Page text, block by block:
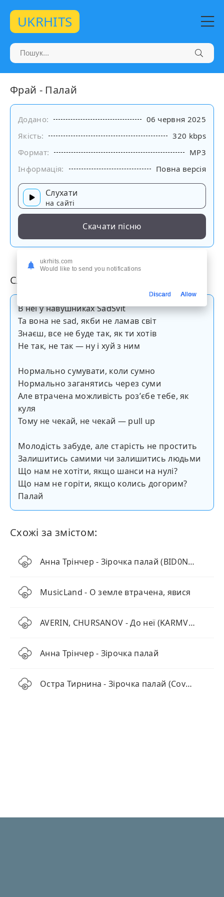
UKRHITS
Фрай - Палай
Додано:
06 червня 2025
Якість:
320 kbps
Формат:
MP3
Інформація:
Повна версія
Слухати
на сайті
Скачати пісню
Слова пісні
В неї у навушниках SadSvit
Та вона не sad, якби не ламав світ
Знаєш, все не буде так, як ти хотів
Не так, не так — ну і хуй з ним
Нормально сумувати, коли сумно
Нормально заганятись через суми
Але втрачена можливість розʼєбе тебе, як
куля
Тому не чекай, не чекай — pull up
Молодість забуде, але старість не простить
Залишитись самими чи залишитись людьми
Що нам не хотіти, якщо шанси на нулі?
Що нам не горіти, якщо колись догорим?
Палай
Схожі за змістом:
Анна Трінчер - Зірочка палай (BID0NCI0N Remix)
MusicLand - О земле втрачена, явися
AVERIN, CHURSANOV - До неї (KARMV REMIX)
Анна Трінчер - Зірочка палай
Остра Тирнина - Зірочка палай (Cover наживо)
ukrhits.com
Would like to send you notifications
Discard Allow